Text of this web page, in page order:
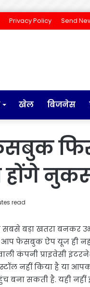
Privacy Policy Send
खेल बिजनेस
होंगे
read
सबसे बड़ा खतरा
आप फेसबुक ऐप यूज ही
कंपनी प्राइवेसी
नहीं किया है या
सकती है. यही नहीं